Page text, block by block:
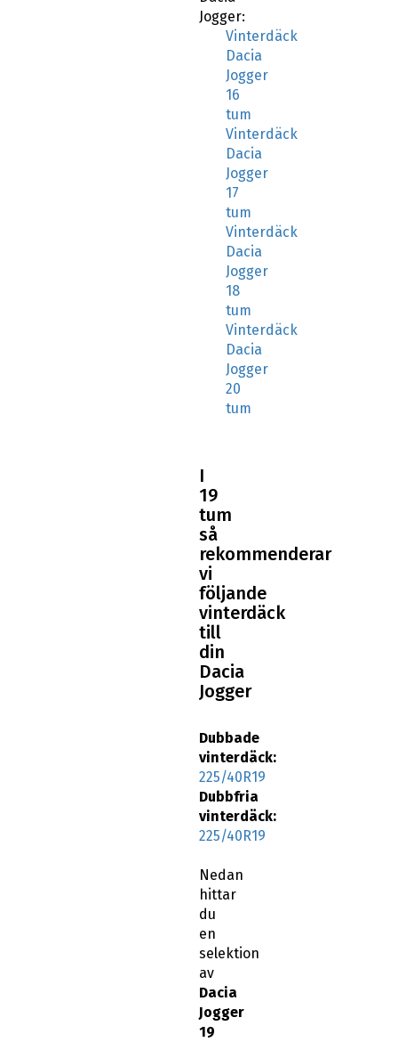
Jogger:
Vinterdäck
Dacia
Jogger
16
tum
Vinterdäck
Dacia
Jogger
17
tum
Vinterdäck
Dacia
Jogger
18
tum
Vinterdäck
Dacia
Jogger
20
tum
I
19
tum
så
rekommenderar
vi
följande
vinterdäck
till
din
Dacia
Jogger
Dubbade
vinterdäck:
225/40R19
Dubbfria
vinterdäck:
225/40R19
Nedan
hittar
du
en
selektion
av
Dacia
Jogger
19